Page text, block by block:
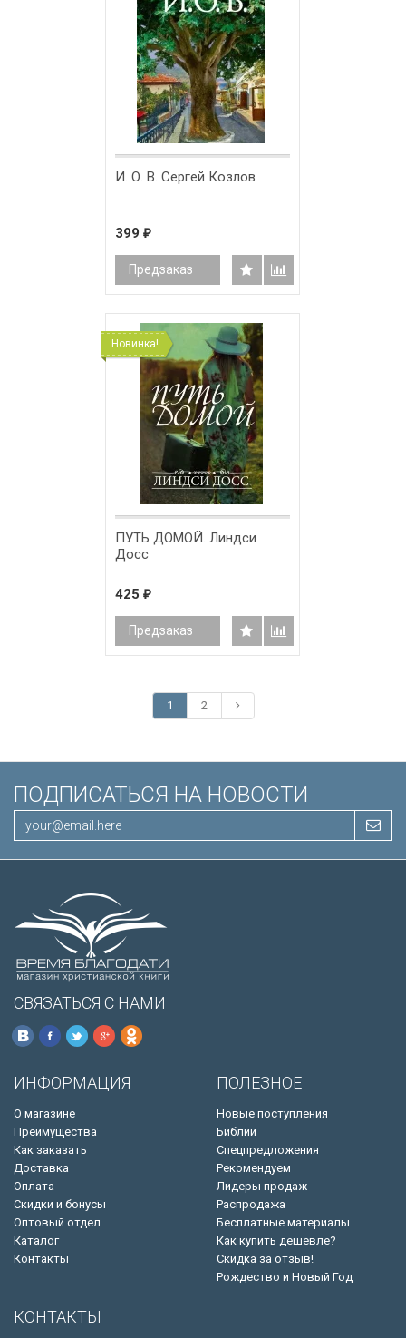
И. О. В. Сергей Козлов
399 ₽
Предзаказ
Новинка!
ПУТЬ ДОМОЙ. Линдси
Досс
425 ₽
Предзаказ
1 2
ПОДПИСАТЬСЯ НА НОВОСТИ
СВЯЗАТЬСЯ С НАМИ
ИНФОРМАЦИЯ
О магазине
Преимущества
Как заказать
Доставка
Оплата
Скидки и бонусы
Оптовый отдел
Каталог
Контакты
ПОЛЕЗНОЕ
Новые поступления
Библии
Спецпредложения
Рекомендуем
Лидеры продаж
Распродажа
Бесплатные материалы
Как купить дешевле?
Скидка за отзыв!
Рождество и Новый Год
КОНТАКТЫ